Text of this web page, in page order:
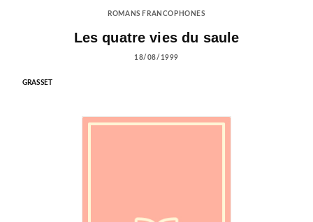
ROMANS FRANCOPHONES
Les quatre vies du saule
18/08/1999
GRASSET